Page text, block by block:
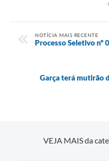
NOTÍCIA MAIS RECENTE
Processo Seletivo nº
Garça terá mutirão
VEJA MAIS da